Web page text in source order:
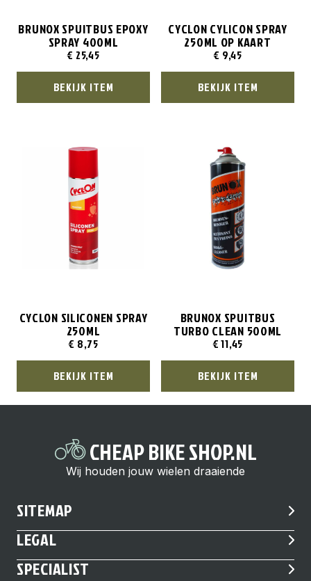
BRUNOX SPUITBUS EPOXY
SPRAY 400ML
€ 25,45
BEKIJK ITEM
CYCLON CYLICON SPRAY
250ML OP KAART
€ 9,45
BEKIJK ITEM
CYCLON SILICONEN SPRAY
250ML
€ 8,75
BEKIJK ITEM
BRUNOX SPUITBUS
TURBO CLEAN 500ML
€11,45
BEKIJK ITEM
CHEAP BIKE SHOP.NL
Wij houden jouw wielen draaiende
SITEMAP
LEGAL
SPECIALIST